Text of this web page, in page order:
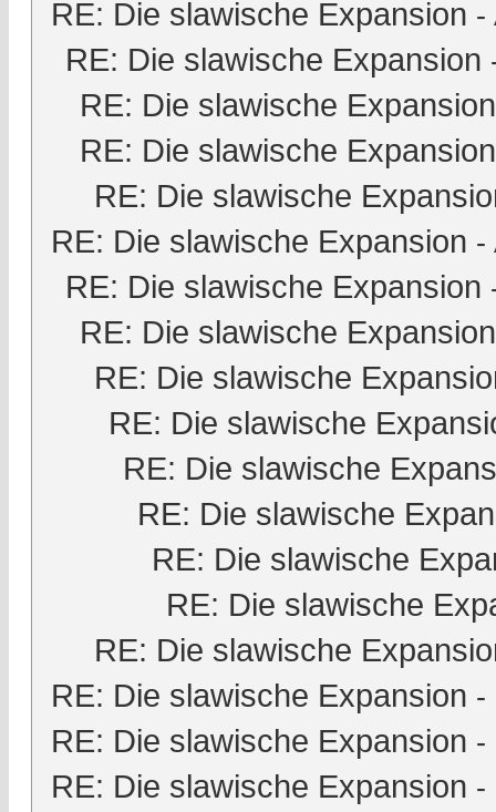
RE: Die slawische Expansion -
RE: Die slawische Expansion
RE: Die slawische Expansion
RE: Die slawische Expansion
RE: Die slawische
RE: Die slawische Expansion -
RE: Die slawische Expansion
RE: Die slawische Expansion
RE: Die slawische
RE: Die slawische
RE: Die slawische
RE: Die slawische
RE: Die slawische
RE: Die slawische
RE: Die slawische
RE: Die slawische Expansion -
RE: Die slawische Expansion -
RE: Die slawische Expansion -